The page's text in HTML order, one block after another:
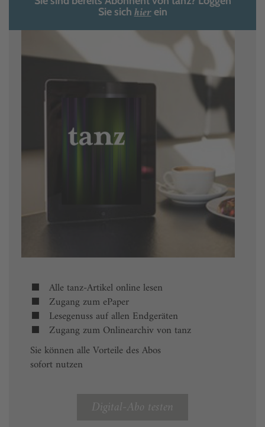
Sie sich hierein
Alle tanz-Artikel online lesen
Zugang zum ePaper
Lesegenuss auf allen Endgeräten
Zugang zum Onlinearchiv von tanz
Sie können alle Vorteile des Abos
sofort nutzen
Digital-Abo testen